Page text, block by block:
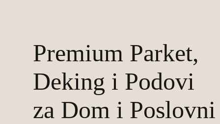
Premium Parket,
Deking i Podovi
za Dom i Poslovni